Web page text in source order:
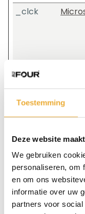
Toestemming
Deze website
We gebruiken
personaliseren, om
en om ons
informatie over uw
partners voor
_clck
_clsk